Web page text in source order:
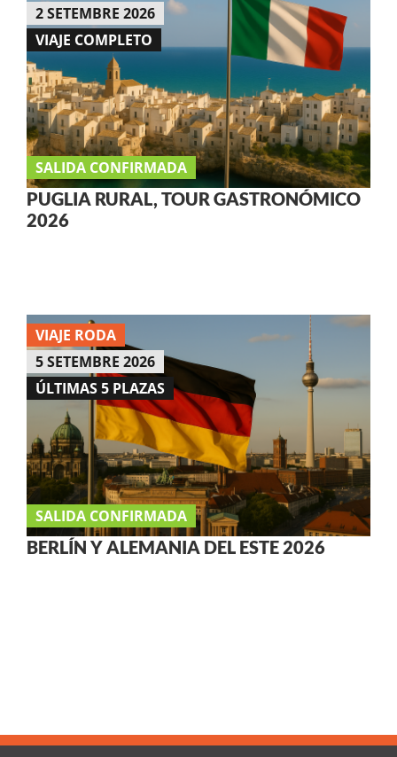
VIAJE COMPLETO
SALIDA CONFIRMADA
2 SETEMBRE 2026
PUGLIA RURAL, TOUR GASTRONÓMICO
2026
VIAJE RODA
ÚLTIMAS 5 PLAZAS
SALIDA CONFIRMADA
5 SETEMBRE 2026
BERLÍN Y ALEMANIA DEL ESTE 2026